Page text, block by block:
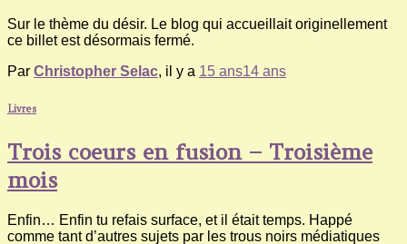
Sur le thème du désir. Le blog qui accueillait originellement
ce billet est désormais fermé.
Par Christopher Selac, il y a 15 ans14 ans
Livres
Trois coeurs en fusion – Troisième
mois
Enfin… Enfin tu refais surface, et il était temps. Happé
comme tant d’autres sujets par les trous noirs médiatiques